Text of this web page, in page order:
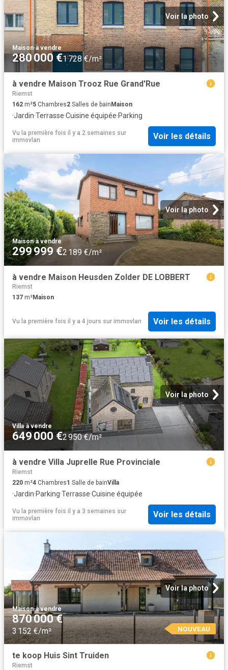
Voir la photo
Maison·à vendre
280 000 €1 728 €/m²
à vendre Maison Trooz Rue Grand'Rue
Riemst
162 m²5 Chambres2 Salles de bainMaison
·Jardin·Terrasse·Cuisine équipée·Parking
Vu la première fois il y a 2 semaines sur
immovlan
Voir les détails
Voir la photo
Maison·à vendre
299 999 €2 189 €/m²
à vendre Maison Heusden Zolder DE LOBBERT
Riemst
137 m²Maison
Vu la première fois il y a 4 jours sur immovlan Voir les détails
Voir la photo
Villa·à vendre
649 000 €2 950 €/m²
à vendre Villa Juprelle Rue Provinciale
Riemst
220 m²4 Chambres1 Salle de bainVilla
·Jardin·Parking·Terrasse·Cuisine équipée
Vu la première fois il y a 3 semaines sur
immovlan
Voir les détails
Voir la photo
Maison·à vendre
870 000 €
3 152 €/m² NOUVEAU
te koop Huis Sint Truiden
Riemst